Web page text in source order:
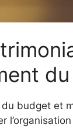
du budget et